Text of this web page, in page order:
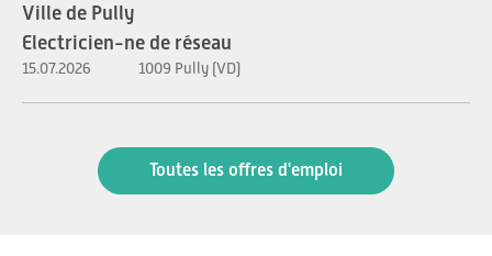
Ville de Pully
Electricien-ne de réseau
15.07.2026 1009 Pully (VD)
Toutes les offres d'emploi